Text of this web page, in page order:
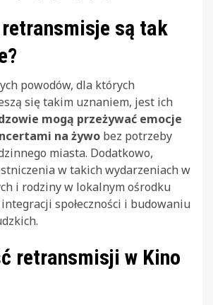
są tak
powodów, dla których
się takim uznaniem, jest ich
mogą przeżywać emocje
na żywo bez potrzeby
miasta. Dodatkowo,
w takich wydarzeniach w
i rodziny w lokalnym ośrodku
społeczności i budowaniu
retransmisji w Kino